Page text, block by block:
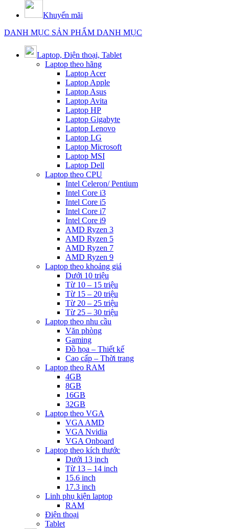
Khuyến mãi
DANH MỤC SẢN PHẨM DANH MỤC
Laptop, Điện thoại, Tablet
Laptop theo hãng
Laptop Acer
Laptop Apple
Laptop Asus
Laptop Avita
Laptop HP
Laptop Gigabyte
Laptop Lenovo
Laptop LG
Laptop Microsoft
Laptop MSI
Laptop Dell
Laptop theo CPU
Intel Celeron/ Pentium
Intel Core i3
Intel Core i5
Intel Core i7
Intel Core i9
AMD Ryzen 3
AMD Ryzen 5
AMD Ryzen 7
AMD Ryzen 9
Laptop theo khoảng giá
Dưới 10 triệu
Từ 10 – 15 triệu
Từ 15 – 20 triệu
Từ 20 – 25 triệu
Từ 25 – 30 triệu
Laptop theo nhu cầu
Văn phòng
Gaming
Đồ họa – Thiết kế
Cao cấp – Thời trang
Laptop theo RAM
4GB
8GB
16GB
32GB
Laptop theo VGA
VGA AMD
VGA Nvidia
VGA Onboard
Laptop theo kích thước
Dưới 13 inch
Từ 13 – 14 inch
15.6 inch
17.3 inch
Linh phụ kiện laptop
RAM
Điện thoại
Tablet